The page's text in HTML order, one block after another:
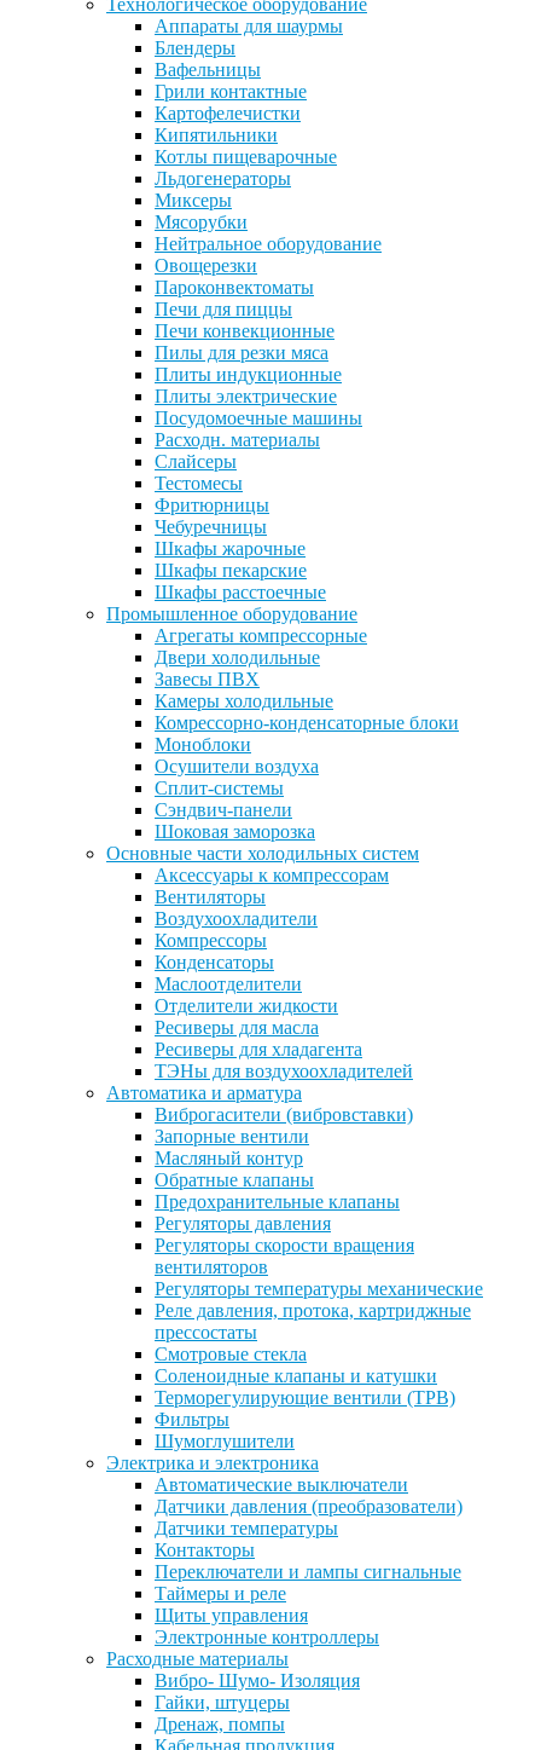
Технологическое оборудование
Аппараты для шаурмы
Блендеры
Вафельницы
Грили контактные
Картофелечистки
Кипятильники
Котлы пищеварочные
Льдогенераторы
Миксеры
Мясорубки
Нейтральное оборудование
Овощерезки
Пароконвектоматы
Печи для пиццы
Печи конвекционные
Пилы для резки мяса
Плиты индукционные
Плиты электрические
Посудомоечные машины
Расходн. материалы
Слайсеры
Тестомесы
Фритюрницы
Чебуречницы
Шкафы жарочные
Шкафы пекарские
Шкафы расстоечные
Промышленное оборудование
Агрегаты компрессорные
Двери холодильные
Завесы ПВХ
Камеры холодильные
Комрессорно-конденсаторные блоки
Моноблоки
Осушители воздуха
Сплит-системы
Сэндвич-панели
Шоковая заморозка
Основные части холодильных систем
Аксессуары к компрессорам
Вентиляторы
Воздухоохладители
Компрессоры
Конденсаторы
Маслоотделители
Отделители жидкости
Ресиверы для масла
Ресиверы для хладагента
ТЭНы для воздухоохладителей
Автоматика и арматура
Виброгасители (вибровставки)
Запорные вентили
Масляный контур
Обратные клапаны
Предохранительные клапаны
Регуляторы давления
Регуляторы скорости вращения
вентиляторов
Регуляторы температуры механические
Реле давления, протока, картриджные
прессостаты
Смотровые стекла
Соленоидные клапаны и катушки
Терморегулирующие вентили (ТРВ)
Фильтры
Шумоглушители
Электрика и электроника
Автоматические выключатели
Датчики давления (преобразователи)
Датчики температуры
Контакторы
Переключатели и лампы сигнальные
Таймеры и реле
Щиты управления
Электронные контроллеры
Расходные материалы
Вибро- Шумо- Изоляция
Гайки, штуцеры
Дренаж, помпы
Кабельная продукция